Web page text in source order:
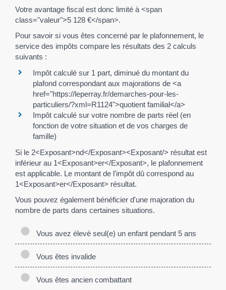
Votre avantage fiscal est donc limité à <span
class="valeur">5 128 €</span>.
Pour savoir si vous êtes concerné par le plafonnement, le
service des impôts compare les résultats des 2 calculs
suivants :
Impôt calculé sur 1 part, diminué du montant du
plafond correspondant aux majorations de <a
href="https://leperray.fr/demarches-pour-les-
particuliers/?xml=R1124">quotient familial</a>
Impôt calculé sur votre nombre de parts réel (en
fonction de votre situation et de vos charges de
famille)
Si le 2<Exposant>nd</Exposant><Exposant/> résultat est
inférieur au 1<Exposant>er</Exposant>, le plafonnement
est applicable. Le montant de l'impôt dû correspond au
1<Exposant>er</Exposant> résultat.
Vous pouvez également bénéficier d'une majoration du
nombre de parts dans certaines situations.
Vous avez élevé seul(e) un enfant pendant 5 ans
Vous êtes invalide
Vous êtes ancien combattant